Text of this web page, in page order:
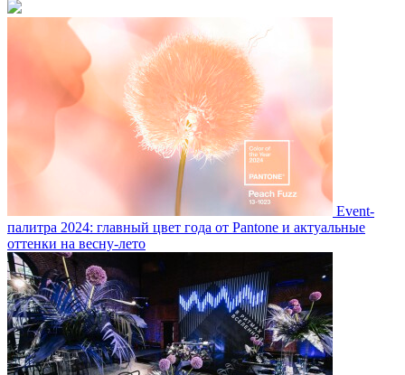
Event-
палитра 2024: главный цвет года от Pantone и актуальные
оттенки на весну-лето